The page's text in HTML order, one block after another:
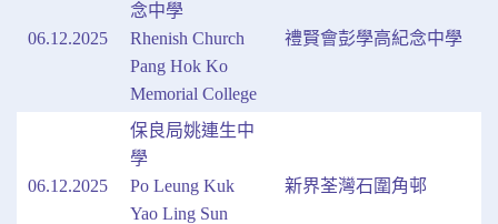
06.12.2025
念中學
Rhenish Church
Pang Hok Ko
Memorial College
禮賢會彭學高紀念中學
06.12.2025
保良局姚連生中
學
Po Leung Kuk
Yao Ling Sun
新界荃灣石圍角邨